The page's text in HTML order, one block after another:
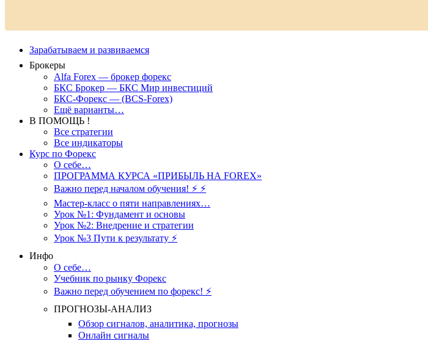
Зарабатываем и развиваемся
Брокеры
Alfa Forex — брокер форекс
БКС Брокер — БКС Мир инвестиций
БКС-Форекс — (BCS-Forex)
Ещё варианты…
В ПОМОЩЬ !
Все стратегии
Все индикаторы
Курс по Форекс
О себе…
ПРОГРАММА КУРСА «ПРИБЫЛЬ НА FOREX»
Важно перед началом обучения! ⚡ ⚡
Мастер-класс о пяти направлениях…
Урок №1: Фундамент и основы
Урок №2: Внедрение и стратегии
Урок №3 Пути к результату ⚡️
Инфо
О себе…
Учебник по рынку Форекс
Важно перед обучением по форекс! ⚡
ПРОГНОЗЫ-АНАЛИЗ
Обзор сигналов, аналитика, прогнозы
Онлайн сигналы